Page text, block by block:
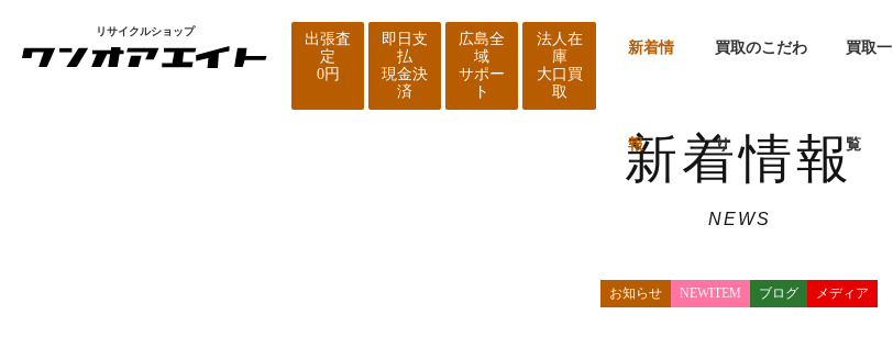
リサイクルショップ
出張査
定
0円
即日支
払
現金決
済
広島全
域
サポー
ト
法人在
庫
大口買
取
新着情
報
買取のこだわ
り
買取一
覧
新着情報
NEWS
お知らせ NEWITEM ブログ メディア